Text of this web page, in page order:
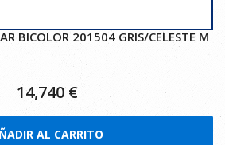
BICOLOR 201504 GRIS/CELESTE M
14,740€
AL CARRITO